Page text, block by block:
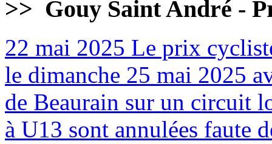
>> Gouy Saint André -
22 mai 2025 Le prix
le dimanche 25 mai 2025
de Beaurain sur un circuit
à U13 sont annulées faute